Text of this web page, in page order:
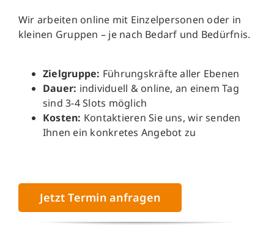
Wir arbeiten online mit Einzelpersonen oder in
kleinen Gruppen – je nach Bedarf und Bedürfnis.
Zielgruppe: Führungskräfte aller Ebenen
Dauer: individuell & online, an einem Tag
sind 3-4 Slots möglich
Kosten: Kontaktieren Sie uns, wir senden
Ihnen ein konkretes Angebot zu
Jetzt Termin anfragen